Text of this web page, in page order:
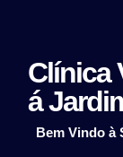
Clínica
á
Bem Vindo à